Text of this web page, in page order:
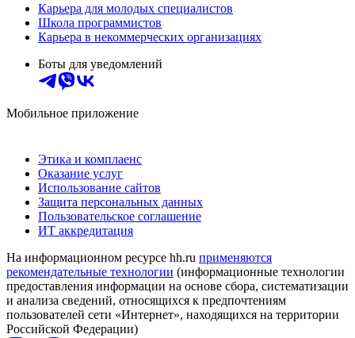
Карьера для молодых специалистов
Школа программистов
Карьера в некоммерческих организациях
Боты для уведомлений
Мобильное приложение
Этика и комплаенс
Оказание услуг
Использование сайтов
Защита персональных данных
Пользовательское соглашение
ИТ аккредитация
На информационном ресурсе hh.ru применяются
рекомендательные технологии (информационные технологии
предоставления информации на основе сбора, систематизации
и анализа сведений, относящихся к предпочтениям
пользователей сети «Интернет», находящихся на территории
Российской Федерации)